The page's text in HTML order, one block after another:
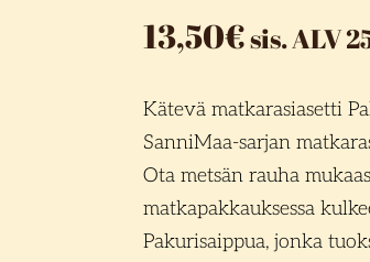
13,50€sis. ALV
Kätevä matkarasiasetti
SanniMaa-sarjan
Ota metsän rauha
matkapakkauksessa
Pakurisaippua, jonka